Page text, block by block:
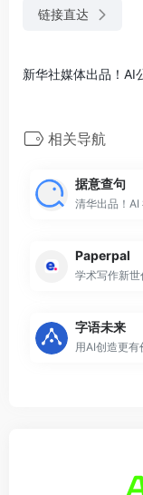
链接直达
新华社媒体出品！AI
相关导航
据意查句
Paperpal
字语未来